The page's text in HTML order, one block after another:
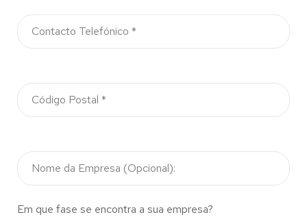
Em que fase se encontra a sua empresa?